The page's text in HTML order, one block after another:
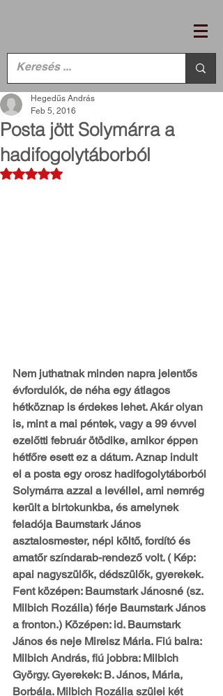
Posta jött Solymárra a
hadifogolytáborból
Hegedűs András
Feb 5, 2016
Rated NaN out of 5 stars.
Nem juthatnak minden napra jelentős
évfordulók, de néha egy átlagos
hétköznap is érdekes lehet. Akár olyan
is, mint a mai péntek, vagy a 99 évvel
ezelőtti február ötödike, amikor éppen
hétfőre esett ez a dátum. Aznap indult
el a posta egy orosz hadifogolytáborból
Solymárra azzal a levéllel, ami nemrég
került a birtokunkba, és amelynek
feladója Baumstark János
asztalosmester, népi költő, fordító és
amatőr színdarab-rendező volt. ( Kép:
apai nagyszülők, dédszülők, gyerekek.
Fent középen: Baumstark Jánosné (sz.
Milbich Rozália) férje Baumstark János
a fronton.) Középen: id. Baumstark
János és neje Mireisz Mária. Fiú balra:
Milbich András, fiú jobbra: Milbich
György. Gyerekek: B. János, Mária,
Borbála. Milbich Rozália szülei két